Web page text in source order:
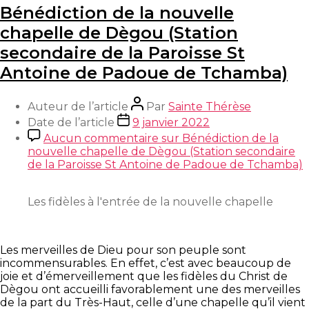
Bénédiction de la nouvelle
chapelle de Dègou (Station
secondaire de la Paroisse St
Antoine de Padoue de Tchamba)
Auteur de l’article Par Sainte Thérèse
Date de l’article
9 janvier 2022
Aucun commentaire sur Bénédiction de la
nouvelle chapelle de Dègou (Station secondaire
de la Paroisse St Antoine de Padoue de Tchamba)
Les fidèles à l'entrée de la nouvelle chapelle
Les merveilles de Dieu pour son peuple sont
incommensurables. En effet, c’est avec beaucoup de
joie et d’émerveillement que les fidèles du Christ de
Dègou ont accueilli favorablement une des merveilles
de la part du Très-Haut, celle d’une chapelle qu’il vient